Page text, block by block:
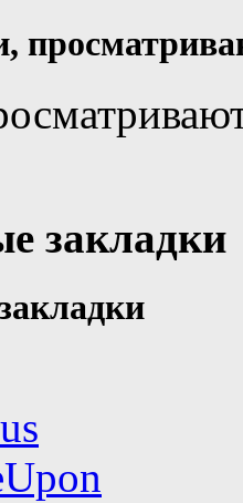
закладки